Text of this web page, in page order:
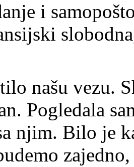
i
našu vezu.
Pogledala
njim. Bilo je